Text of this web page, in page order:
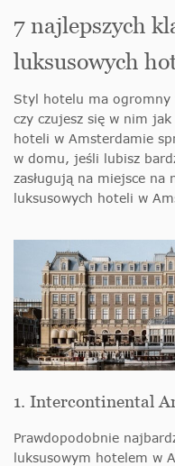
7 najlepszych
luksusowych
Styl hotelu ma ogromny
czy czujesz się w nim
hoteli w Amsterdamie
w domu, jeśli lubisz
zasługują na miejsce na
luksusowych hoteli w
1. Intercontinental
Prawdopodobnie
luksusowym hotelem w